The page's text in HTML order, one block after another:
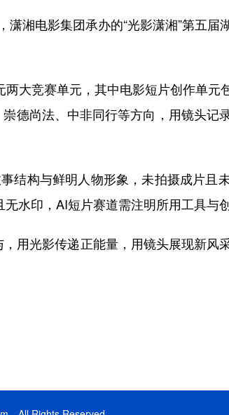
电影集团承办的“光影潇湘”第五届
大竞赛单元，其中电影短片创作单元
德尚法、中非同行等方向，用镜头记
构与鲜明人物形象，未拍摄成片且
水印，AI短片赛道需注明所用工具与创
光影传递正能量，用镜头展现新风